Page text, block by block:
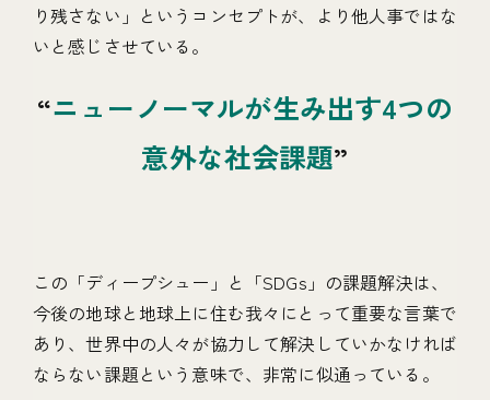
り残さない」というコンセプトが、より他人事ではな
いと感じさせている。
ニューノーマルが生み出す4つの
意外な社会課題
この「ディープシュー」と「SDGs」の課題解決は、
今後の地球と地球上に住む我々にとって重要な言葉で
あり、世界中の人々が協力して解決していかなければ
ならない課題という意味で、非常に似通っている。